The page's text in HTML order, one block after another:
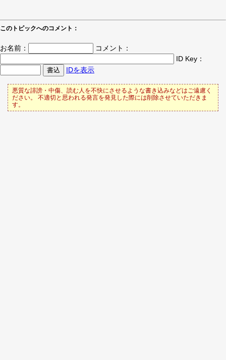
このトピックへのコメント：
お名前：
コメント：
ID Key：
IDを表示
悪質な誹謗・中傷、読む人を不快にさせるような書き込みなどはご遠慮く
ださい。 不適切と思われる発言を発見した際には削除させていただきま
す。